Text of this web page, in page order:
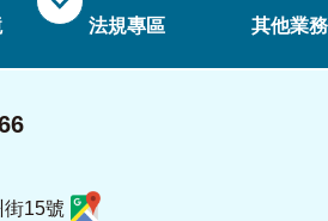
法規專區 其他業務
街15號